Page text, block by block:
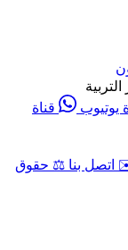
يوتيوب
قناة
اتصل بنا ⚖️ حقوق